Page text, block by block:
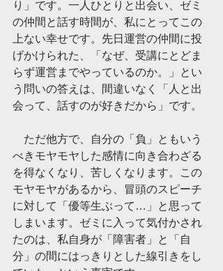
り」です。一人ひとりと出会い、ゼミ
の仲間と話す時間が、私にとってこの
上ない幸せです。先日運営の仲間に投
げかけられた、「なぜ、受講にとどま
らず運営までやっているのか。」とい
う問いの答えは、間違いなく「人と出
会って、話すのが好きだから」です。
ただ他方で、自分の「負」ともいう
べきモヤモヤした感情に向き合わざる
を得なくなり、苦しくなります。この
モヤモヤがあるから、冒頭のスピーチ
に対して「優等生ぶって…」と思って
しまいます。ゼミに入って気付かされ
たのは、私自身が「障害者」と「自
分」の間にはっきりとした線引きをし